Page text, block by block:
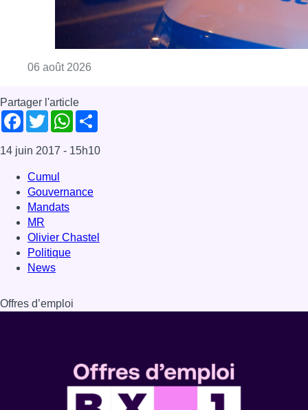
06 août 2026
Partager l'article
Facebook
TwitterWhatsApp
14 juin 2017 - 15h10
Cumul
Gouvernance
Mandats
MR
Olivier Chastel
Politique
News
Offres d’emploi